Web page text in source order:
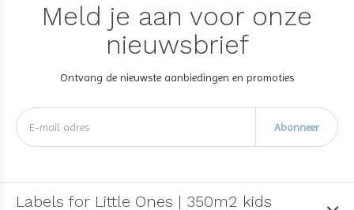
Meld je aan voor onze
nieuwsbrief
Ontvang de nieuwste aanbiedingen en promoties
Abonneer
Labels for Little Ones | 350m2 kids